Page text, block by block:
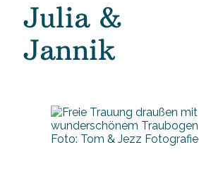
Julia &
Jannik
Foto: Tom & Jezz Fotografie